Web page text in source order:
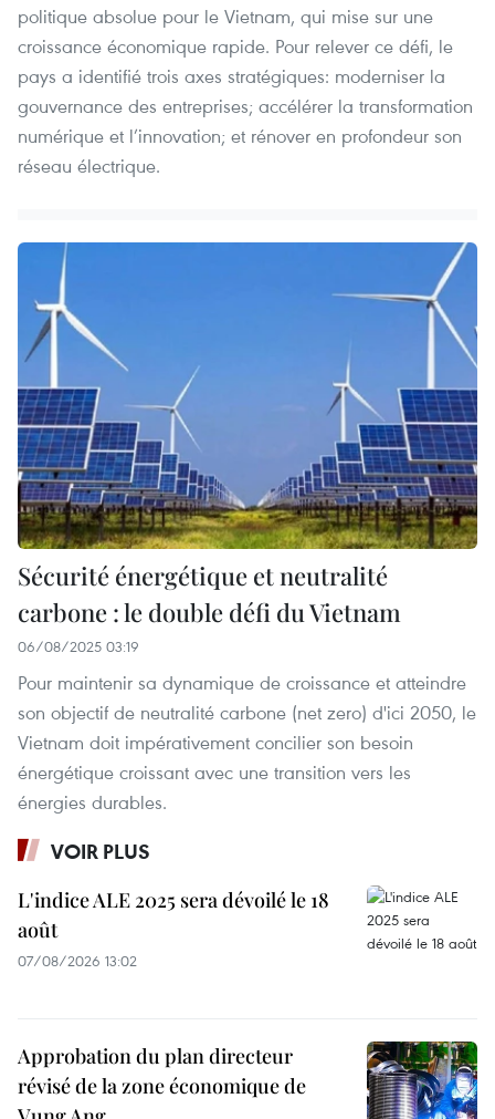
politique absolue pour le Vietnam, qui mise sur une
croissance économique rapide. Pour relever ce défi, le
pays a identifié trois axes stratégiques: moderniser la
gouvernance des entreprises; accélérer la transformation
numérique et l’innovation; et rénover en profondeur son
réseau électrique.
Sécurité énergétique et neutralité
carbone : le double défi du Vietnam
06/08/2025 03:19
Pour maintenir sa dynamique de croissance et atteindre
son objectif de neutralité carbone (net zero) d'ici 2050, le
Vietnam doit impérativement concilier son besoin
énergétique croissant avec une transition vers les
énergies durables.
VOIR PLUS
L'indice ALE 2025 sera dévoilé le 18
août
07/08/2026 13:02
Approbation du plan directeur
révisé de la zone économique de